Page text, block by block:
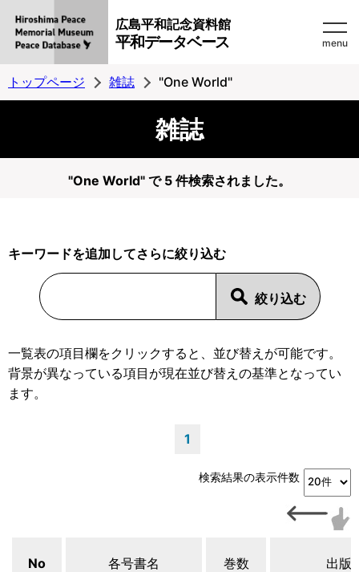
広島平和記念資料館
平和データベース menu
トップページ 雑誌 "One World"
雑誌
"One World" で 5 件検索されました。
キーワードを追加してさらに絞り込む
一覧表の項目欄をクリックすると、並び替えが可能です。
背景が異なっている項目が現在並び替えの基準となってい
ます。
1
検索結果の表示件数
No 各号書名 巻数 出版